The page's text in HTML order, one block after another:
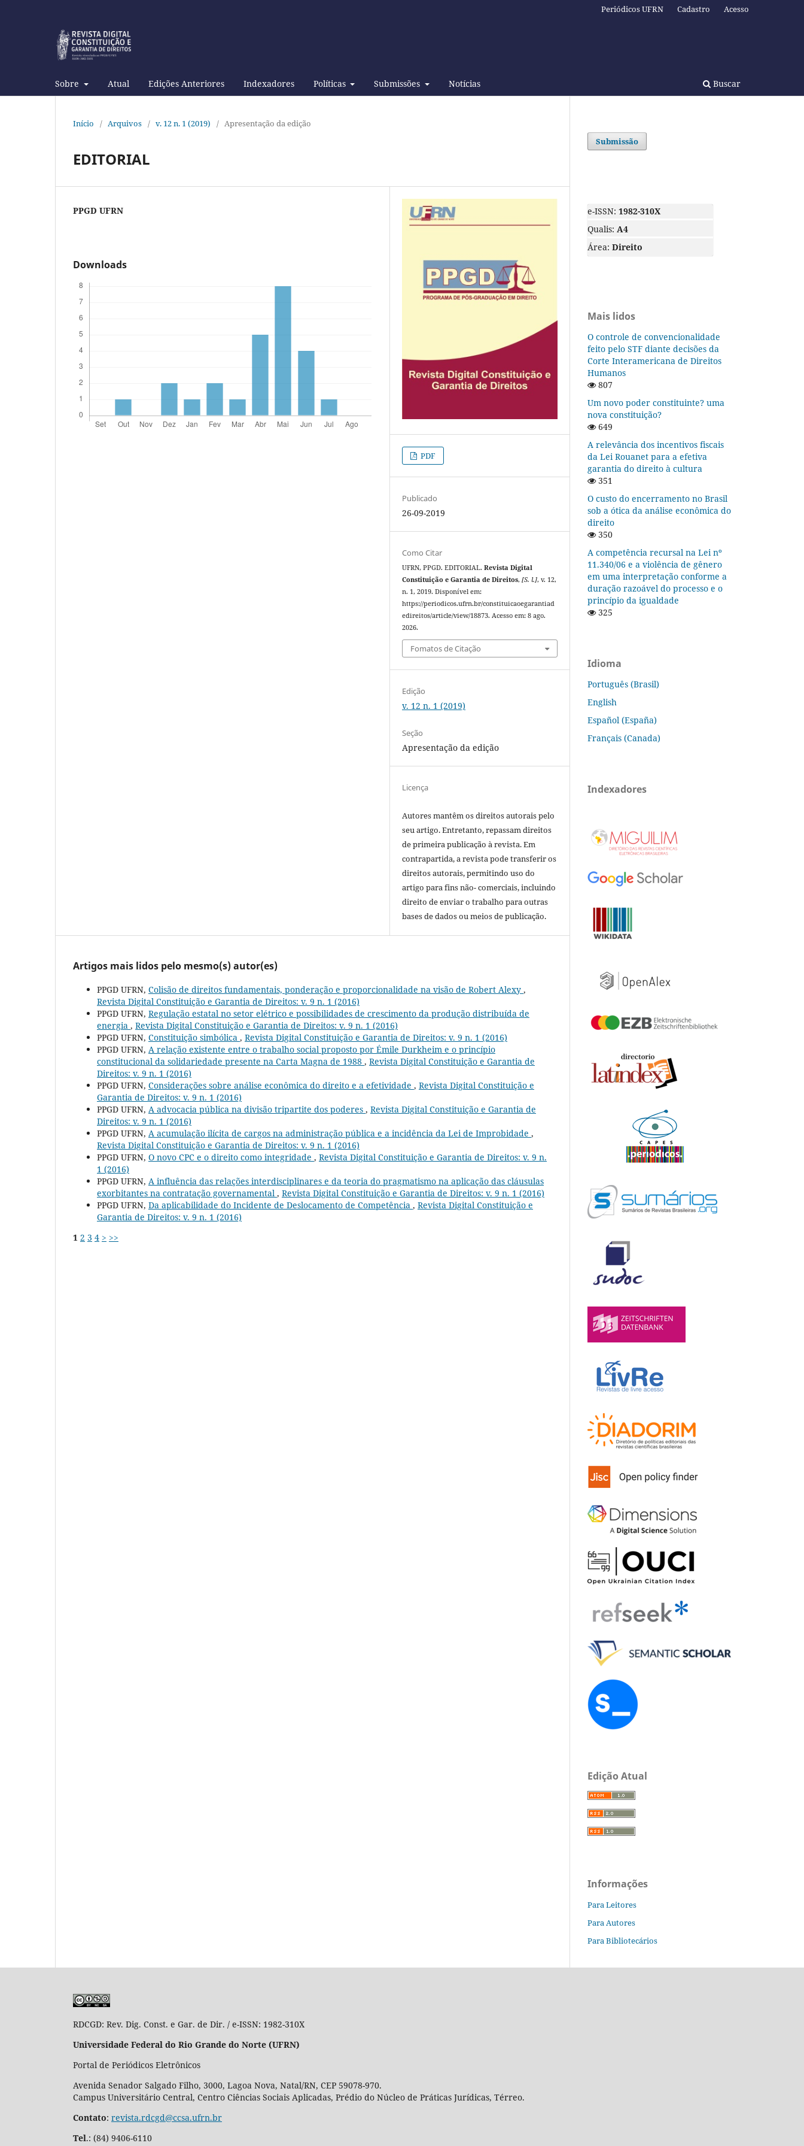
Sobre Atual Edições Anteriores Indexadores Políticas Submissões Notícias Buscar
Periódicos UFRN Cadastro Acesso
Início / Arquivos / v. 12 n. 1 (2019) / Apresentação da edição
EDITORIAL
PPGD UFRN
Downloads
PDF
Publicado
26-09-2019
Como Citar
UFRN, PPGD. EDITORIAL.Revista Digital
Constituição e Garantia de Direitos,[S. l.], v. 12,
n. 1, 2019. Disponível em:
https://periodicos.ufrn.br/constituicaoegarantiad
edireitos/article/view/18873. Acesso em: 8 ago.
2026.
Fomatos de Citação
Edição
v. 12 n. 1 (2019)
Seção
Apresentação da edição
Licença
Autores mantêm os direitos autorais pelo
seu artigo. Entretanto, repassam direitos
de primeira publicação à revista. Em
contrapartida, a revista pode transferir os
direitos autorais, permitindo uso do
artigo para fins não- comerciais, incluindo
direito de enviar o trabalho para outras
bases de dados ou meios de publicação.
Artigos mais lidos pelo mesmo(s) autor(es)
PPGD UFRN, Colisão de direitos fundamentais, ponderação e proporcionalidade na visão de Robert Alexy ,
Revista Digital Constituição e Garantia de Direitos: v. 9 n. 1 (2016)
PPGD UFRN, Regulação estatal no setor elétrico e possibilidades de crescimento da produção distribuída de
energia , Revista Digital Constituição e Garantia de Direitos: v. 9 n. 1 (2016)
PPGD UFRN, Constituição simbólica , Revista Digital Constituição e Garantia de Direitos: v. 9 n. 1 (2016)
PPGD UFRN, A relação existente entre o trabalho social proposto por Émile Durkheim e o princípio
constitucional da solidariedade presente na Carta Magna de 1988 , Revista Digital Constituição e Garantia de
Direitos: v. 9 n. 1 (2016)
PPGD UFRN, Considerações sobre análise econômica do direito e a efetividade , Revista Digital Constituição e
Garantia de Direitos: v. 9 n. 1 (2016)
PPGD UFRN, A advocacia pública na divisão tripartite dos poderes , Revista Digital Constituição e Garantia de
Direitos: v. 9 n. 1 (2016)
PPGD UFRN, A acumulação ilícita de cargos na administração pública e a incidência da Lei de Improbidade ,
Revista Digital Constituição e Garantia de Direitos: v. 9 n. 1 (2016)
PPGD UFRN, O novo CPC e o direito como integridade , Revista Digital Constituição e Garantia de Direitos: v. 9 n.
1 (2016)
PPGD UFRN, A influência das relações interdisciplinares e da teoria do pragmatismo na aplicação das cláusulas
exorbitantes na contratação governamental , Revista Digital Constituição e Garantia de Direitos: v. 9 n. 1 (2016)
PPGD UFRN, Da aplicabilidade do Incidente de Deslocamento de Competência , Revista Digital Constituição e
Garantia de Direitos: v. 9 n. 1 (2016)
1 2 3 4 > >>
Submissão
e-ISSN: 1982-310X
Qualis: A4
Área: Direito
Mais lidos
O controle de convencionalidade
feito pelo STF diante decisões da
Corte Interamericana de Direitos
Humanos
807
Um novo poder constituinte? uma
nova constituição?
649
A relevância dos incentivos fiscais
da Lei Rouanet para a efetiva
garantia do direito à cultura
351
O custo do encerramento no Brasil
sob a ótica da análise econômica do
direito
350
A competência recursal na Lei nº
11.340/06 e a violência de gênero
em uma interpretação conforme a
duração razoável do processo e o
princípio da igualdade
325
Idioma
Português (Brasil)
English
Español (España)
Français (Canada)
Indexadores
Edição Atual
Informações
Para Leitores
Para Autores
Para Bibliotecários
RDCGD: Rev. Dig. Const. e Gar. de Dir. / e-ISSN: 1982-310X
Universidade Federal do Rio Grande do Norte (UFRN)
Portal de Periódicos Eletrônicos
Avenida Senador Salgado Filho, 3000, Lagoa Nova, Natal/RN, CEP 59078-970.
Campus Universitário Central, Centro Ciências Sociais Aplicadas, Prédio do Núcleo de Práticas Jurídicas, Térreo.
Contato: revista.rdcgd@ccsa.ufrn.br
Tel.: (84) 9406-6110